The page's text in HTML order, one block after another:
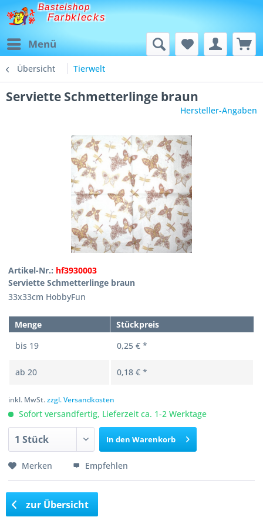
Bastelshop
Farbklecks
Menü
Übersicht Tierwelt
Serviette Schmetterlinge braun
Hersteller-Angaben
Artikel-Nr.: hf3930003
Serviette Schmetterlinge braun
33x33cm HobbyFun
Menge
Stückpreis
bis 19 0,25 € *
ab20 0,18 € *
inkl. MwSt.zzgl. Versandkosten
Sofort versandfertig, Lieferzeit ca. 1-2 Werktage
In den Warenkorb
Merken Empfehlen
zur Übersicht